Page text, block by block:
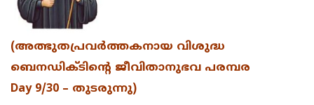
(അത്ഭുതപ്രവര്‍ത്തകനായ വിശുദ്ധ
ബെനഡിക്ടിന്റെ ജീവിതാനുഭവ പരമ്പര
Day 9/30 – തുടരുന്നു)